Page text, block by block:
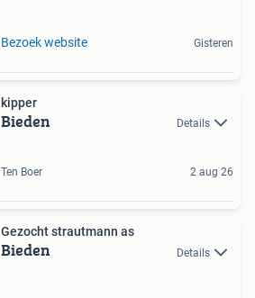
Bezoek website Gisteren
kipper
Bieden Details
Ten Boer 2 aug 26
Gezocht strautmann as
Bieden Details